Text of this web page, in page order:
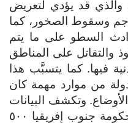
والذي قد يؤدي لتعريض
وسقوط الصخور، كما
السطو على ما يتم
والتقاتل على المناطق
فيها. كما يتسبَّب هذا
من موارد مهمة كان
وتكشف البيانات
أنه في عام ٢٠١٠م خسرت حكومة جنوب إفريقيا ٥٠٠